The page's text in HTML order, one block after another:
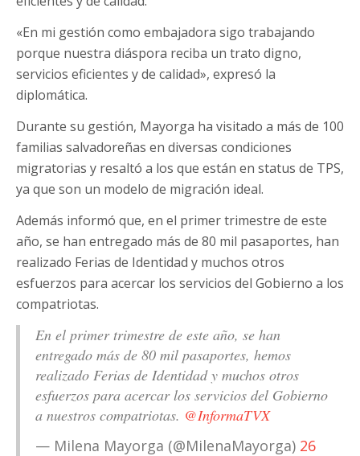
«En mi gestión como embajadora sigo trabajando
porque nuestra diáspora reciba un trato digno,
servicios eficientes y de calidad», expresó la
diplomática.
Durante su gestión, Mayorga ha visitado a más de 100
familias salvadoreñas en diversas condiciones
migratorias y resaltó a los que están en status de TPS,
ya que son un modelo de migración ideal.
Además informó que, en el primer trimestre de este
año, se han entregado más de 80 mil pasaportes, han
realizado Ferias de Identidad y muchos otros
esfuerzos para acercar los servicios del Gobierno a los
compatriotas.
En el primer trimestre de este año, se han
entregado más de 80 mil pasaportes, hemos
realizado Ferias de Identidad y muchos otros
esfuerzos para acercar los servicios del Gobierno
a nuestros compatriotas. @InformaTVX
— Milena Mayorga (@MilenaMayorga) 26